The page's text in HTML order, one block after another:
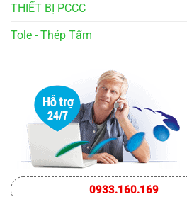
THIẾT BỊ PCCC
Tole - Thép Tấm
0933.160.169